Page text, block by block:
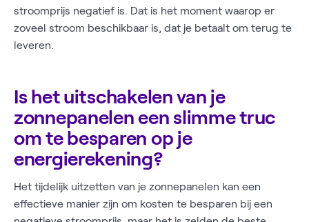
stroomprijs negatief is. Dat is het moment waarop er
zoveel stroom beschikbaar is, dat je betaalt om terug te
leveren.
Is het uitschakelen van je
zonnepanelen een slimme truc
om te besparen op je
energierekening?
Het tijdelijk uitzetten van je zonnepanelen kan een
effectieve manier zijn om kosten te besparen bij een